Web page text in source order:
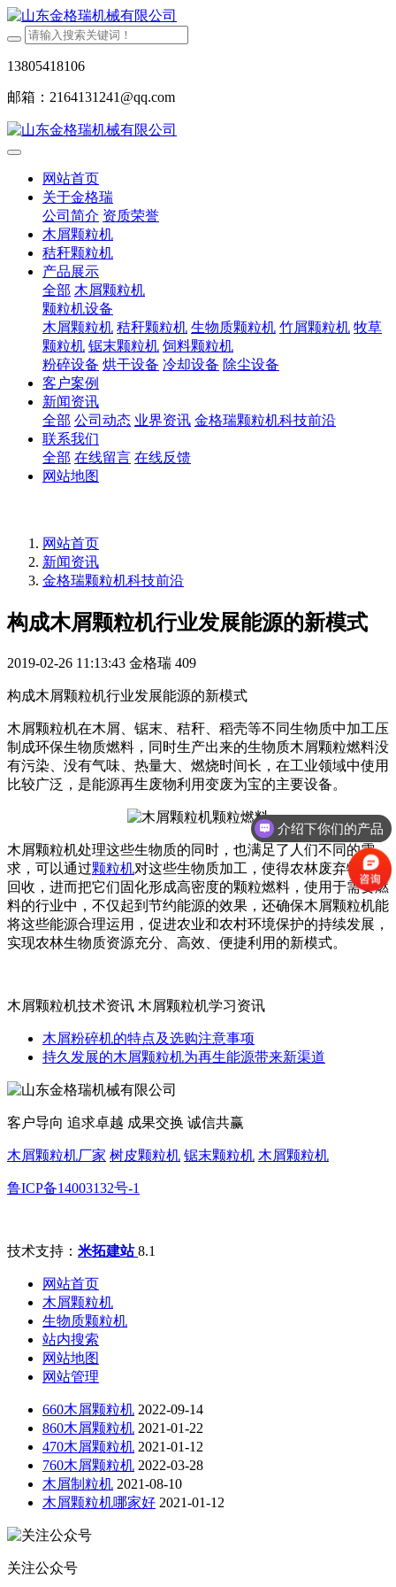
13805418106
邮箱：2164131241@qq.com
网站首页
关于金格瑞
公司简介 资质荣誉
木屑颗粒机
秸秆颗粒机
产品展示
全部 木屑颗粒机
颗粒机设备
木屑颗粒机 秸秆颗粒机 生物质颗粒机 竹屑颗粒机 牧草
颗粒机 锯末颗粒机 饲料颗粒机
粉碎设备 烘干设备 冷却设备 除尘设备
客户案例
新闻资讯
全部 公司动态 业界资讯 金格瑞颗粒机科技前沿
联系我们
全部 在线留言 在线反馈
网站地图
网站首页
新闻资讯
金格瑞颗粒机科技前沿
构成木屑颗粒机行业发展能源的新模式
2019-02-26 11:13:43 金格瑞 409
构成木屑颗粒机行业发展能源的新模式
木屑颗粒机在木屑、锯末、秸秆、稻壳等不同生物质中加工压
制成环保生物质燃料，同时生产出来的生物质木屑颗粒燃料没
有污染、没有气味、热量大、燃烧时间长，在工业领域中使用
比较广泛，是能源再生废物利用变废为宝的主要设备。
木屑颗粒机处理这些生物质的同时，也满足了人们不同的需
求，可以通过颗粒机对这些生物质加工，使得农林废弃物得到
回收，进而把它们固化形成高密度的颗粒燃料，使用于需要燃
料的行业中，不仅起到节约能源的效果，还确保木屑颗粒机能
将这些能源合理运用，促进农业和农村环境保护的持续发展，
实现农林生物质资源充分、高效、便捷利用的新模式。
木屑颗粒机技术资讯 木屑颗粒机学习资讯
木屑粉碎机的特点及选购注意事项
持久发展的木屑颗粒机为再生能源带来新渠道
客户导向 追求卓越 成果交换 诚信共赢
木屑颗粒机厂家 树皮颗粒机 锯末颗粒机 木屑颗粒机
鲁ICP备14003132号-1
技术支持： 米拓建站8.1
网站首页
木屑颗粒机
生物质颗粒机
站内搜索
网站地图
网站管理
660木屑颗粒机 2022-09-14
860木屑颗粒机 2021-01-22
470木屑颗粒机 2021-01-12
760木屑颗粒机 2022-03-28
木屑制粒机 2021-08-10
木屑颗粒机哪家好 2021-01-12
关注公众号
介绍下你们的产品